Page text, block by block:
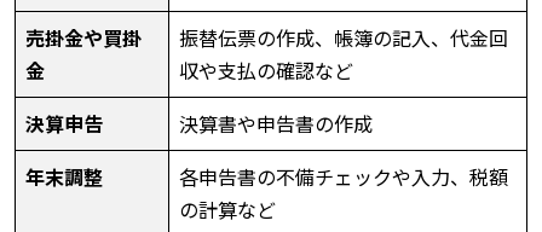
売掛金や買掛
金
振替伝票の作成、帳簿の記入、代金回
収や支払の確認など
決算申告
決算書や申告書の作成
年末調整
各申告書の不備チェックや入力、税額
の計算など